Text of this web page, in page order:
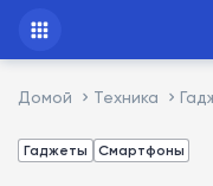
Домой Техника
Гаджеты Смартфоны